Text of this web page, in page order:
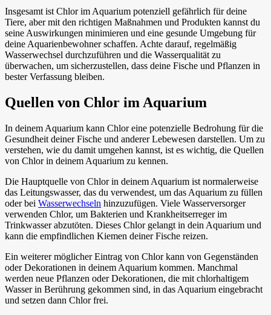
Insgesamt ist Chlor im Aquarium potenziell gefährlich für deine
Tiere, aber mit den richtigen Maßnahmen und Produkten kannst du
seine Auswirkungen minimieren und eine gesunde Umgebung für
deine Aquarienbewohner schaffen. Achte darauf, regelmäßig
Wasserwechsel durchzuführen und die Wasserqualität zu
überwachen, um sicherzustellen, dass deine Fische und Pflanzen in
bester Verfassung bleiben.
Quellen von Chlor im Aquarium
In deinem Aquarium kann Chlor eine potenzielle Bedrohung für die
Gesundheit deiner Fische und anderer Lebewesen darstellen. Um zu
verstehen, wie du damit umgehen kannst, ist es wichtig, die Quellen
von Chlor in deinem Aquarium zu kennen.
Die Hauptquelle von Chlor in deinem Aquarium ist normalerweise
das Leitungswasser, das du verwendest, um das Aquarium zu füllen
oder bei Wasserwechseln hinzuzufügen. Viele Wasserversorger
verwenden Chlor, um Bakterien und Krankheitserreger im
Trinkwasser abzutöten. Dieses Chlor gelangt in dein Aquarium und
kann die empfindlichen Kiemen deiner Fische reizen.
Ein weiterer möglicher Eintrag von Chlor kann von Gegenständen
oder Dekorationen in deinem Aquarium kommen. Manchmal
werden neue Pflanzen oder Dekorationen, die mit chlorhaltigem
Wasser in Berührung gekommen sind, in das Aquarium eingebracht
und setzen dann Chlor frei.